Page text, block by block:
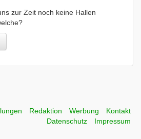
zur Zeit noch keine Hallen
Redaktion Werbung
Kontakt
Datenschutz
Impressum